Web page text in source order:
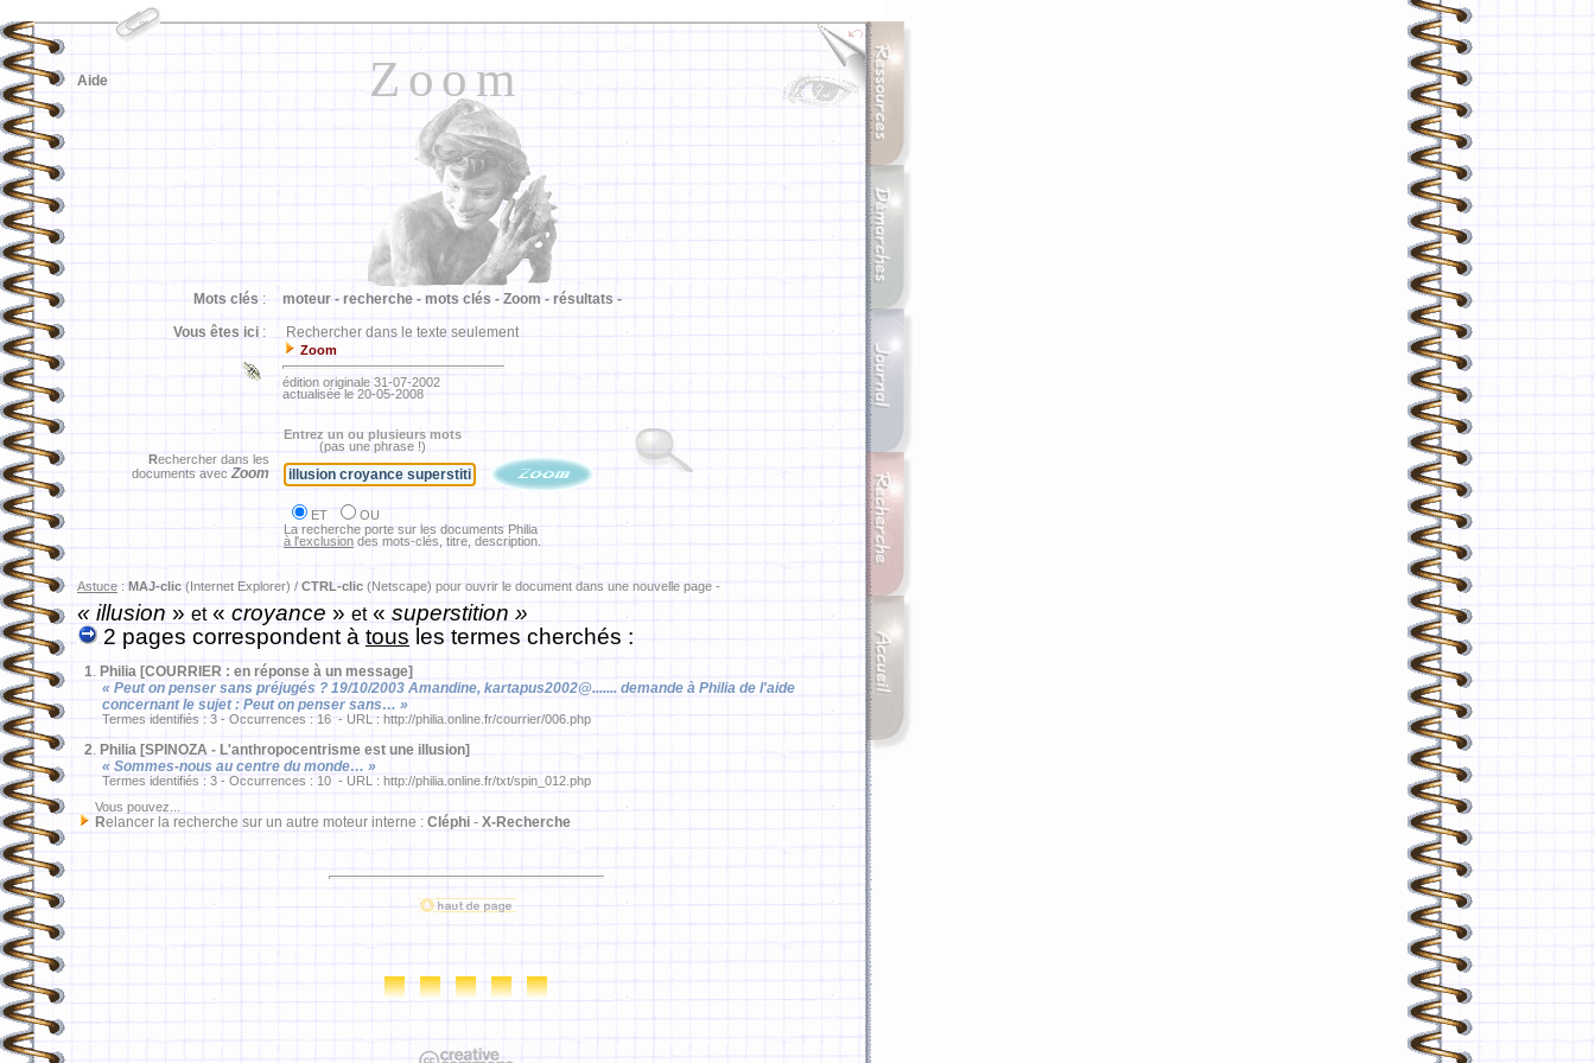
Zoom
Aide
Mots clés : moteur - recherche - mots clés - Zoom - résultats -
Vous êtes ici : Rechercher dans le texte seulement
Zoom
édition originale 31-07-2002
actualisée le 20-05-2008
Rechercher dans les
documents avec Zoom
Entrez un ou plusieurs mots
(pas une phrase !)
ET
OU
La recherche porte sur les documents Philia
à l'exclusion des mots-clés, titre, description.
Astuce : MAJ-clic (Internet Explorer) / CTRL-clic (Netscape) pour ouvrir le document dans une nouvelle page -
« illusion » et« croyance » et« superstition »
2 pages correspondent à tous les termes cherchés :
1. Philia [COURRIER : en réponse à un message]
« Peut on penser sans préjugés ? 19/10/2003 Amandine, kartapus2002@....... demande à Philia de l'aide
concernant le sujet : Peut on penser sans… »
Termes identifiés : 3 - Occurrences : 16 - URL : http://philia.online.fr/courrier/006.php
2. Philia [SPINOZA - L'anthropocentrisme est une illusion]
« Sommes-nous au centre du monde… »
Termes identifiés : 3 - Occurrences : 10 - URL : http://philia.online.fr/txt/spin_012.php
Vous pouvez...
Relancer la recherche sur un autre moteur interne : Cléphi - X-Recherche